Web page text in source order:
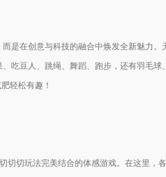
是在创意与科技的融合中焕发全新魅力
吃豆人、跳绳、舞蹈、跑步，还有羽毛
轻松有趣！
切切玩法完美结合的体感游戏。在这里